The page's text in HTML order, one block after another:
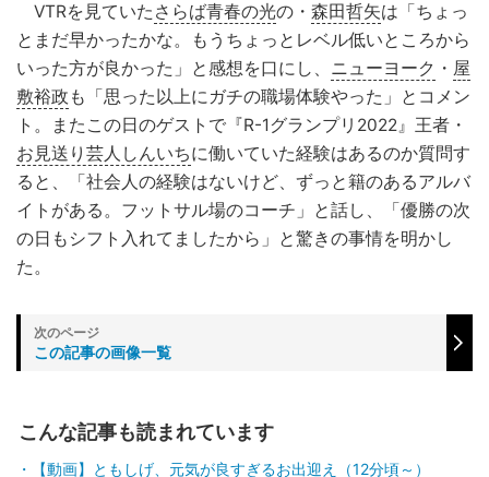
VTRを見ていた さらば青春の光の・ 森田哲矢は「ちょっ
とまだ早かったかな。もうちょっとレベル低いところから
いった方が良かった」と感想を口にし、 ニューヨーク ・ 屋
敷裕政 も「思った以上にガチの職場体験やった」とコメン
ト。またこの日のゲストで『R-1グランプリ2022』王者・
お見送り芸人しんいちに働いていた経験はあるのか質問す
ると、「社会人の経験はないけど、ずっと籍のあるアルバ
イトがある。フットサル場のコーチ」と話し、「優勝の次
の日もシフト入れてましたから」と驚きの事情を明かし
た。
この記事の画像一覧
こんな記事も読まれています
【動画】ともしげ、元気が良すぎるお出迎え（12分頃～）